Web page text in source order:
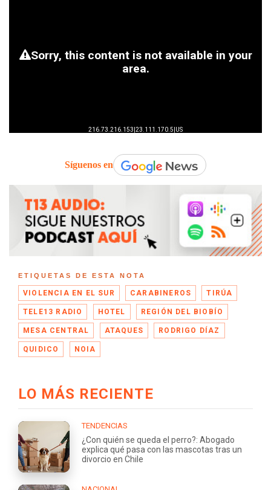
Síguenos en
ETIQUETAS DE ESTA NOTA
VIOLENCIA EN EL SUR CARABINEROS TIRÚA
TELE13 RADIO HOTEL REGIÓN DEL BIOBÍO
MESA CENTRAL ATAQUES RODRIGO DÍAZ
QUIDICO NOIA
LO MÁS RECIENTE
TENDENCIAS
¿Con quién se queda el perro?: Abogado
explica qué pasa con las mascotas tras un
divorcio en Chile